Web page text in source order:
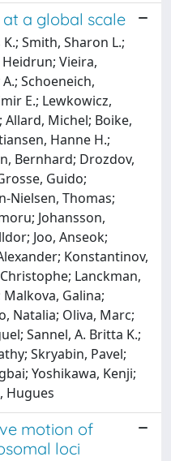
a global scale
Smith, Sharon L.;
Vieira,
Schoeneich,
E.; Lewkowicz,
Michel; Boike,
Hanne H.;
Bernhard; Drozdov,
Guido;
Nielsen, Thomas;
Johansson,
Joo, Anseok;
Konstantinov,
Lanckman,
Galina;
Natalia; Oliva, Marc;
Sannel, A. Britta K.;
Skryabin, Pavel;
Yoshikawa, Kenji;
Hugues
motion of
loci